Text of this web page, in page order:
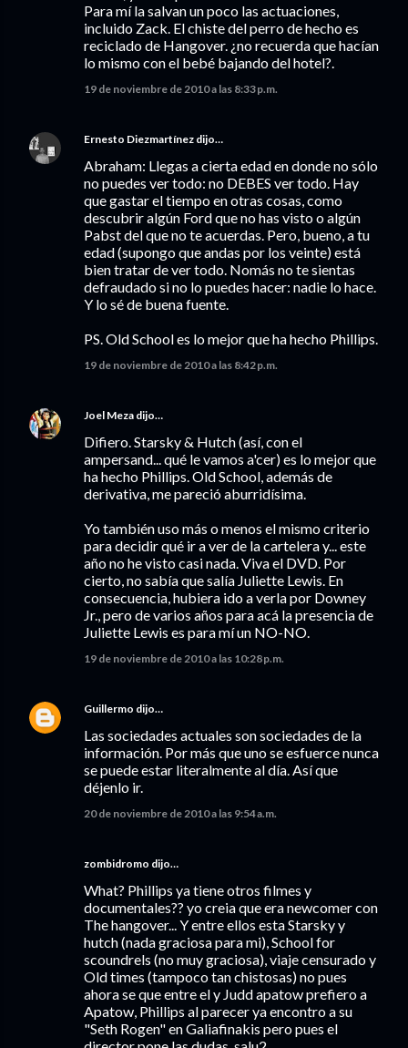
Para mí la salvan un poco las actuaciones,
incluido Zack. El chiste del perro de hecho es
reciclado de Hangover. ¿no recuerda que hacían
lo mismo con el bebé bajando del hotel?.
19 de noviembre de 2010 a las 8:33 p.m.
Ernesto Diezmartínez dijo…
Abraham: Llegas a cierta edad en donde no sólo
no puedes ver todo: no DEBES ver todo. Hay
que gastar el tiempo en otras cosas, como
descubrir algún Ford que no has visto o algún
Pabst del que no te acuerdas. Pero, bueno, a tu
edad (supongo que andas por los veinte) está
bien tratar de ver todo. Nomás no te sientas
defraudado si no lo puedes hacer: nadie lo hace.
Y lo sé de buena fuente.
PS. Old School es lo mejor que ha hecho Phillips.
19 de noviembre de 2010 a las 8:42 p.m.
Joel Meza dijo…
Difiero. Starsky & Hutch (así, con el
ampersand... qué le vamos a'cer) es lo mejor que
ha hecho Phillips. Old School, además de
derivativa, me pareció aburridísima.
Yo también uso más o menos el mismo criterio
para decidir qué ir a ver de la cartelera y... este
año no he visto casi nada. Viva el DVD. Por
cierto, no sabía que salía Juliette Lewis. En
consecuencia, hubiera ido a verla por Downey
Jr., pero de varios años para acá la presencia de
Juliette Lewis es para mí un NO-NO.
19 de noviembre de 2010 a las 10:28 p.m.
Guillermo dijo…
Las sociedades actuales son sociedades de la
información. Por más que uno se esfuerce nunca
se puede estar literalmente al día. Así que
déjenlo ir.
20 de noviembre de 2010 a las 9:54 a.m.
zombidromo dijo…
What? Phillips ya tiene otros filmes y
documentales?? yo creia que era newcomer con
The hangover... Y entre ellos esta Starsky y
hutch (nada graciosa para mi), School for
scoundrels (no muy graciosa), viaje censurado y
Old times (tampoco tan chistosas) no pues
ahora se que entre el y Judd apatow prefiero a
Apatow, Phillips al parecer ya encontro a su
"Seth Rogen" en Galiafinakis pero pues el